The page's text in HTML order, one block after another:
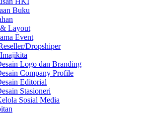
Buku
Layout
Event
Dropshiper
Logo dan Branding
Company Profile
Editorial
Stasioneri
Sosial Media